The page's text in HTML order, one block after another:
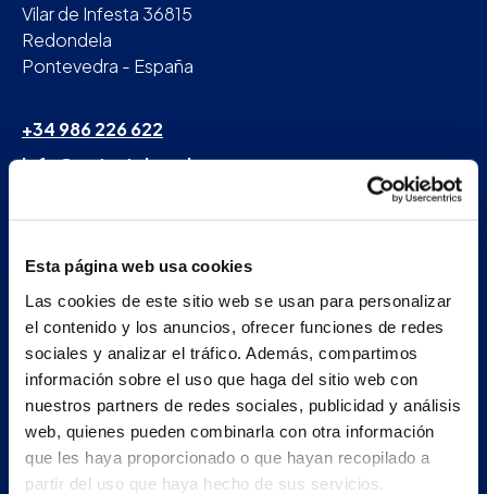
Esta página web usa cookies
Las cookies de este sitio web se usan para personalizar
el contenido y los anuncios, ofrecer funciones de redes
sociales y analizar el tráfico. Además, compartimos
información sobre el uso que haga del sitio web con
nuestros partners de redes sociales, publicidad y análisis
web, quienes pueden combinarla con otra información
que les haya proporcionado o que hayan recopilado a
partir del uso que haya hecho de sus servicios.
Vilar de Infesta 36815
Redondela
Pontevedra - España
+34 986 226 622
info@petertaboada.com